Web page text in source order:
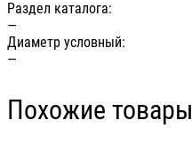
Раздел каталога:
—
Диаметр условный:
—
Похожие товары